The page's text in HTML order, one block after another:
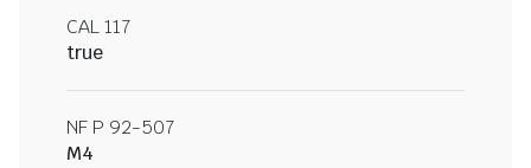
CAL 117
true
NF P 92-507
M4